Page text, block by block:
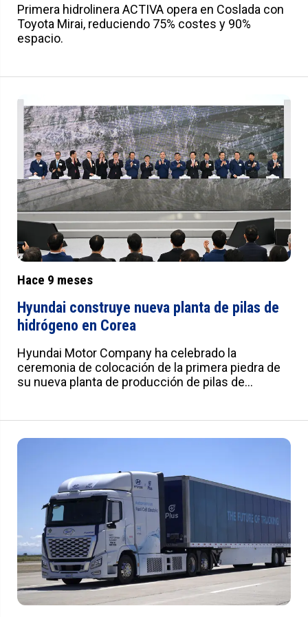
Primera hidrolinera ACTIVA opera en Coslada con
Toyota Mirai, reduciendo 75% costes y 90%
espacio.
Hace 9 meses
Hyundai construye nueva planta de pilas de
hidrógeno en Corea
Hyundai Motor Company ha celebrado la
ceremonia de colocación de la primera piedra de
su nueva planta de producción de pilas de